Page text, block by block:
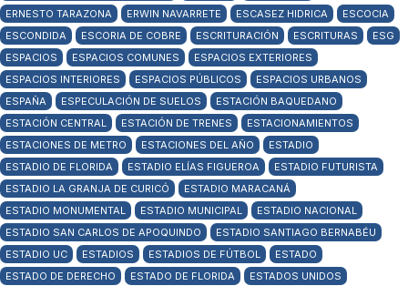
ERNESTO TARAZONA
ERWIN NAVARRETE ESCASEZ HIDRICA
ESCOCIA
ESCONDIDA
ESCORIA DE COBRE ESCRITURACIÓN ESCRITURAS
ESG
ESPACIOS
ESPACIOS COMUNES
ESPACIOS EXTERIORES
ESPACIOS INTERIORES
ESPACIOS PÚBLICOS
ESPACIOS URBANOS
ESPAÑA
ESPECULACIÓN DE SUELOS
ESTACIÓN BAQUEDANO
ESTACIÓN CENTRAL
ESTACIÓN DE TRENES
ESTACIONAMIENTOS
ESTACIONES DE METRO
ESTACIONES DEL AÑO
ESTADIO
ESTADIO DE FLORIDA
ESTADIO ELÍAS FIGUEROA
ESTADIO FUTURISTA
ESTADIO LA GRANJA DE CURICÓ
ESTADIO MARACANÁ
ESTADIO MONUMENTAL
ESTADIO MUNICIPAL
ESTADIO NACIONAL
ESTADIO SAN CARLOS DE APOQUINDO
ESTADIO SANTIAGO BERNABÉU
ESTADIO UC
ESTADIOS ESTADIOS DE FÚTBOL
ESTADO
ESTADO DE DERECHO
ESTADO DE FLORIDA
ESTADOS UNIDOS